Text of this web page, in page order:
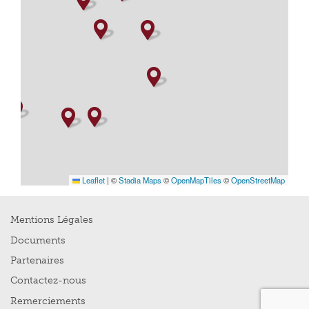
Leaflet | ©Stadia Maps ©OpenMapTiles ©OpenStreetMap
Mentions Légales
Documents
Partenaires
Contactez-nous
Remerciements